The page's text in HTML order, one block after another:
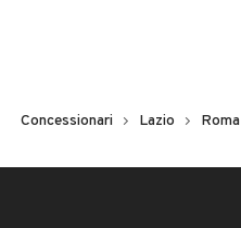
Concessionari Lazio Roma